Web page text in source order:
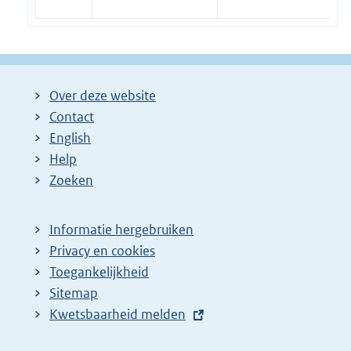
Over deze website
Contact
English
Help
Zoeken
Informatie hergebruiken
Privacy en cookies
Toegankelijkheid
Sitemap
E
Kwetsbaarheid melden